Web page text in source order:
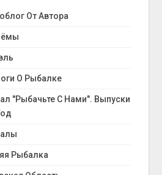
От Автора
О Рыбалке
"Рыбачьте С Нами". Выпуски
Рыбалка